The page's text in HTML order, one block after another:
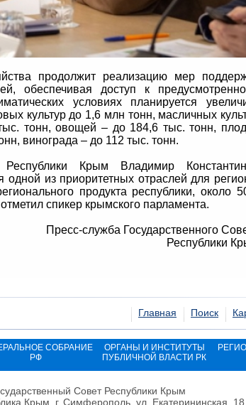
продолжит реализацию мер
обеспечивая доступ к
условиях планируется
культур до 1,6 млн тонн, масличных
тонн, овощей – до 184,6 тыс. тонн,
винограда – до 112 тыс. тонн.
Республики Крым Владимир
одной из приоритетных отраслей для
продукта республики, около
спикер крымского парламента.
Пресс-служба Государственного
Республики
Главная Поиск
СОБРАНИЕ
РФ
ОРГАНЫ И ИНСТИТУТЫ
ПУБЛИЧНОЙ ВЛАСТИ РК
Совет Республики Крым
Крым, г. Симферополь, ул. Екатерининская,